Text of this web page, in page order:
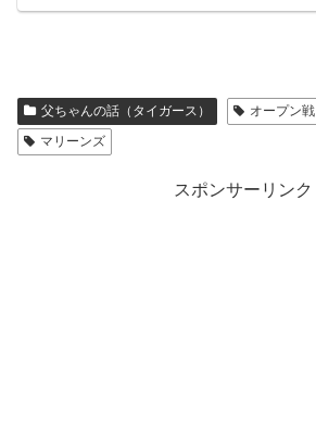
父ちゃんの話（タイガース） オープン戦
マリーンズ
スポンサーリンク